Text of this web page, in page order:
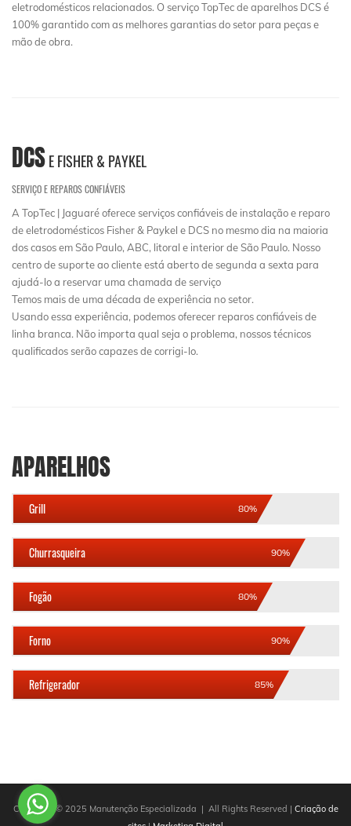
eletrodomésticos relacionados. O serviço TopTec de aparelhos DCS é
100% garantido com as melhores garantias do setor para peças e
mão de obra.
DCSE FISHER & PAYKEL
SERVIÇO E REPAROS CONFIÁVEIS
A TopTec | Jaguaré oferece serviços confiáveis de instalação e reparo
de eletrodomésticos Fisher & Paykel e DCS no mesmo dia na maioria
dos casos em São Paulo, ABC, litoral e interior de São Paulo. Nosso
centro de suporte ao cliente está aberto de segunda a sexta para
ajudá-lo a reservar uma chamada de serviço
Temos mais de uma década de experiência no setor.
Usando essa experiência, podemos oferecer reparos confiáveis ​​de
linha branca. Não importa qual seja o problema, nossos técnicos
qualificados serão capazes de corrigi-lo.
APARELHOS
Grill 80%
Churrasqueira 90%
Fogão 80%
Forno 90%
Refrigerador 85%
Copyright © 2025 Manutenção Especializada | All Rights Reserved | Criação de